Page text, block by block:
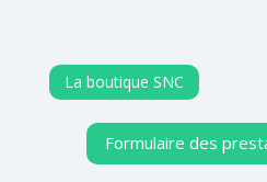
La boutique SNC
Formulaire des